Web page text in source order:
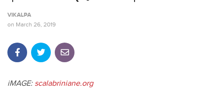
VIKALPA
on March 26, 2019
iMAGE: scalabriniane.org